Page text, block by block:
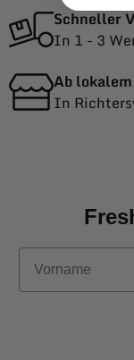
Schneller
In 1 - 3
Ab
In
Vorname